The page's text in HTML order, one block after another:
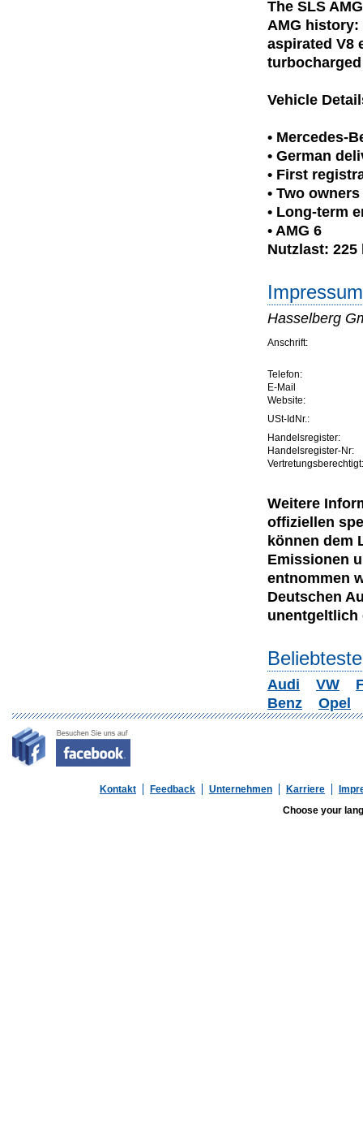
The SLS
AMG history:
aspirated V8
Vehicle
• Mercedes-
• German
• First
• Two
• Long-term
• AMG 6
Nutzlast: 225
Hasselberg
Anschrift:
Telefon:
E-Mail
Website:
USt-IdNr.:
Handelsregister:
Handelsregister-Nr:
Vertretungsberechtigt:
Weitere
offiziellen
können dem
Emissionen
entnommen
Deutschen
Audi VW
Benz
Opel
Kontakt Feedback Unternehmen Karriere
Choose your